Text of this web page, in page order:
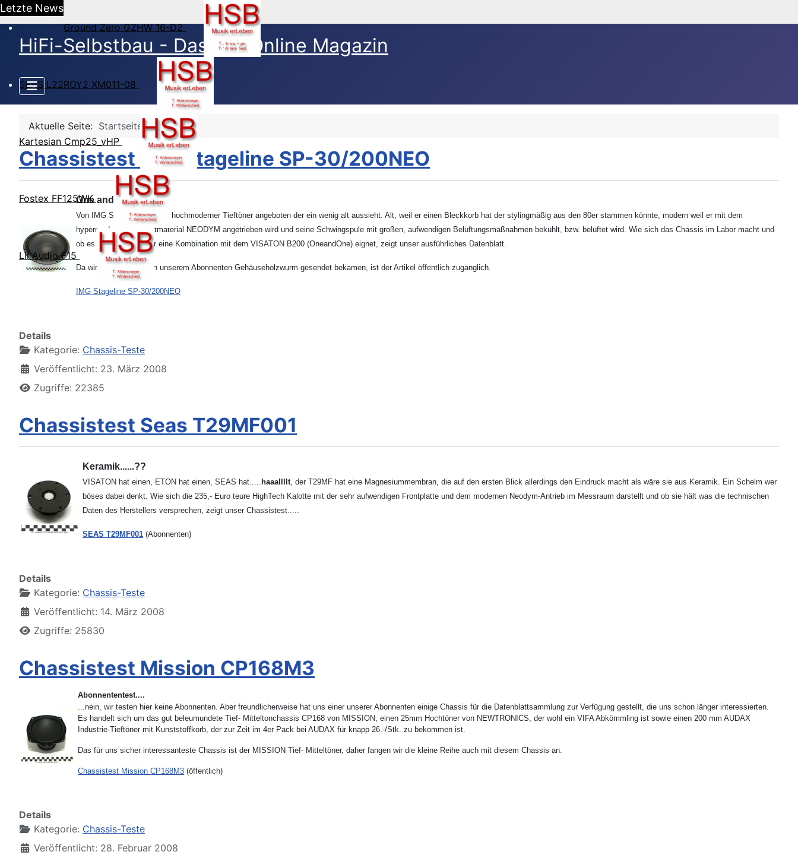
Letzte News
Ground Zero GZHW 16-D2
SEAS L22ROY2 XM011-08
Kartesian Cmp25_vHP
Fostex FF125WK
Lii Audio F15
HiFi-Selbstbau - Das DIY Online Magazin
Aktuelle Seite: Startseite
Chassistest IMG Stageline SP-30/200NEO
One and One
Von IMG Stageline wird ein hochmoderner Tieftöner angeboten der ein wenig alt aussieht. Alt, weil er einen Bleckkorb hat der stylingmäßig aus den 80er stammen könnte, modern weil er mit dem
hypermodernen Magnetmaterial NEODYM angetrieben wird und seine Schwingspule mit großen, aufwendigen Belüftungsmaßnahmen bekühlt, bzw. belüftet wird. Wie sich das Chassis im Labor macht und
ob es sich eventuell für eine Kombination mit dem VISATON B200 (OneandOne) eignet, zeigt unser ausführliches Datenblatt.
Da wir das Chassis von unserem Abonnenten Gehäuseholzwurm gesendet bekamen, ist der Artikel öffentlich zugänglich.
IMG Stageline SP-30/200NEO
Details
Kategorie: Chassis-Teste
Veröffentlicht: 23. März 2008
Zugriffe: 22385
Chassistest Seas T29MF001
Keramik......??
VISATON hat einen, ETON hat einen, SEAS hat..... haaallllt, der T29MF hat eine Magnesiummembran, die auf den ersten Blick allerdings den Eindruck macht als wäre sie aus Keramik. Ein Schelm wer
böses dabei denkt. Wie sich die 235,- Euro teure HighTech Kalotte mit der sehr aufwendigen Frontplatte und dem modernen Neodym-Antrieb im Messraum darstellt und ob sie hält was die technischen
Daten des Herstellers versprechen, zeigt unser Chassistest.....
SEAS T29MF001 (Abonnenten)
Details
Kategorie: Chassis-Teste
Veröffentlicht: 14. März 2008
Zugriffe: 25830
Chassistest Mission CP168M3
Abonnententest....
...nein, wir testen hier keine Abonnenten. Aber freundlicherweise hat uns einer unserer Abonnenten einige Chassis für die Datenblattsammlung zur Verfügung gestellt, die uns schon länger interessierten.
Es handelt sich um das gut beleumundete Tief- Mitteltonchassis CP168 von MISSION, einen 25mm Hochtöner von NEWTRONICS, der wohl ein VIFA Abkömmling ist sowie einen 200 mm AUDAX
Industrie-Tieftöner mit Kunststoffkorb, der zur Zeit im 4er Pack bei AUDAX für knapp 26.-/Stk. zu bekommen ist.
Das für uns sicher interessanteste Chassis ist der MISSION Tief- Mitteltöner, daher fangen wir die kleine Reihe auch mit diesem Chassis an.
Chassistest Mission CP168M3 (öffentlich)
Details
Kategorie: Chassis-Teste
Veröffentlicht: 28. Februar 2008